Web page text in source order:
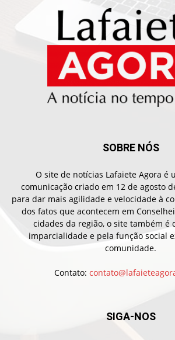
SOBRE NÓS
O site de notícias Lafaiete Agora é
comunicação criado em 12 de agosto
para dar mais agilidade e velocidade à
dos fatos que acontecem em
cidades da região, o site também é
imparcialidade e pela função social
comunidade.
Contato:
SIGA-NOS